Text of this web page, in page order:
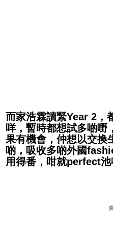
而家浩霖讀緊Year 2，
咩，暫時都想試多啲嘢
果有機會，仲想以交換
啲，吸收多啲外國
用得番，咁就perfect池